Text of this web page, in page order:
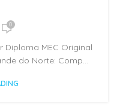
0
Diploma MEC Original
do Norte: Comp...